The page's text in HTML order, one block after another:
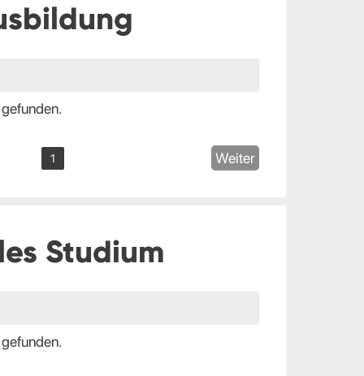
1 Weiter
Studium